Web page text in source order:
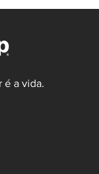
é a vida.